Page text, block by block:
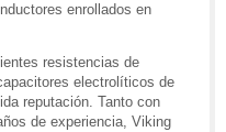
enrollados en
resistencias de
electrolíticos de
reputación. Tanto con
de experiencia, Viking